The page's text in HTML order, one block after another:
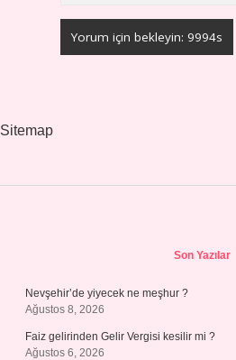
Sitemap
Son Yazılar
Nevşehir’de yiyecek ne meşhur ?
Ağustos 8, 2026
Faiz gelirinden Gelir Vergisi kesilir mi ?
Ağustos 6, 2026